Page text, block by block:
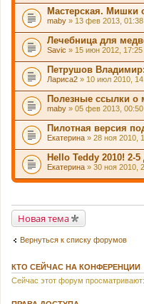
ж
и
о
п
р
о
с
.
Мастерская. Мишки
maby » 13 фев 2013, 01:38
Лечебница для
Savic » 15 июн 2012, 17:25
Петрушов
Лариса2 » 10 июл 2010,
Полезные ссылки о
maby » 05 фев 2013, 00:50
Пилотная версия
Екатерина » 28 ноя 2010,
Hello Teddy 2010! 2-
Екатерина » 30 ноя 2010,
Новая тема
Вернуться к списку форумов
КТО СЕЙЧАС НА КОНФЕРЕНЦИИ
Сейчас этот форум